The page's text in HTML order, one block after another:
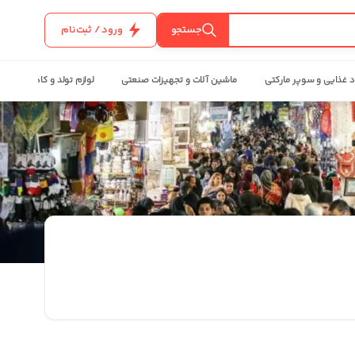
جستجو ورود / ثبت‌نام
غذایی و سوپر مارکتی ماشین آلات و تجهیزات صنعتی لوازم تولد و کادویی